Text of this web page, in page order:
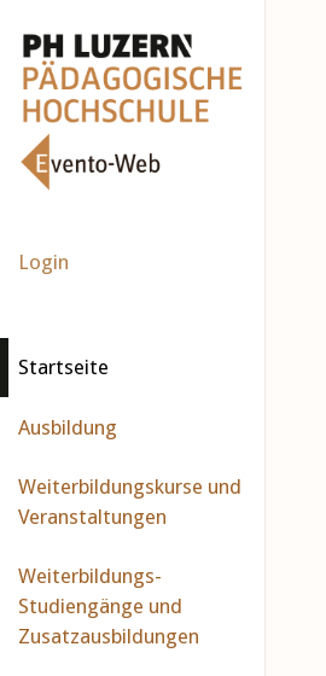
Login
Startseite
Ausbildung
Weiterbildungskurse und
Veranstaltungen
Weiterbildungs-
Studiengänge und
Zusatzausbildungen